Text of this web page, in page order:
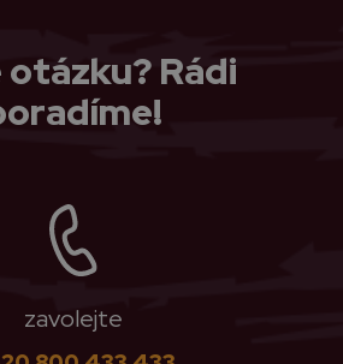
Rádi
zavolejte